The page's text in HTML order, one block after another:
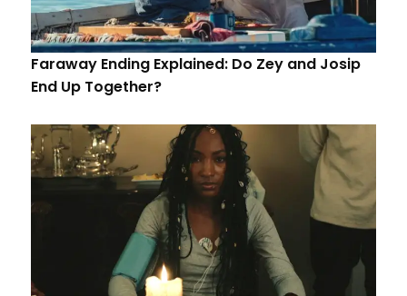
Faraway Ending Explained: Do Zey and Josip
End Up Together?